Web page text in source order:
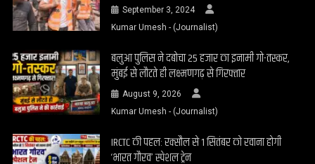
September 3, 2024
Kumar Umesh - (Journalist)
बलुआ पुलिस ने दबोचा 25 हजार का इनामी गो-तस्कर,
मुंबई से लौटते ही लक्ष्मणगढ़ से गिरफ्तार
August 9, 2026
Kumar Umesh - (Journalist)
IRCTC की पहल: रक्सौल से 1 सितंबर को रवाना होगी
‘भारत गौरव’ स्पेशल ट्रेन